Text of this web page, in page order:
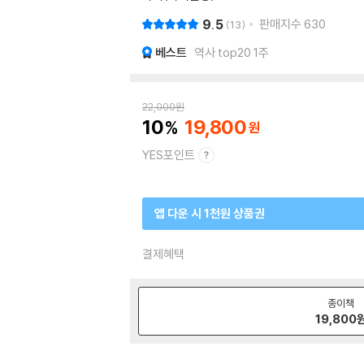
9.5 13 판매지수 630
베스트 역사 top20 1주
22,000원
10 19,800
YES포인트
앱 다운 시 1천원 상품권
결제혜택
종이책
19,800